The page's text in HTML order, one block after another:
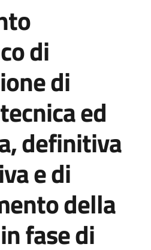
di
di
ed
definitiva
e di
della
fase di